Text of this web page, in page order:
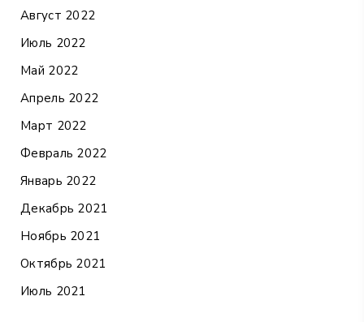
Август 2022
Июль 2022
Май 2022
Апрель 2022
Март 2022
Февраль 2022
Январь 2022
Декабрь 2021
Ноябрь 2021
Октябрь 2021
Июль 2021